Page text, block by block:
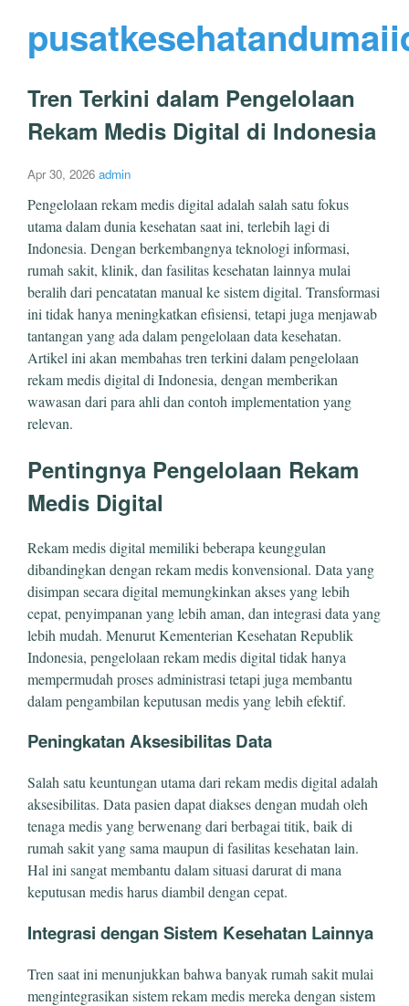
Tren Terkini dalam Pengelolaan
Rekam Medis Digital di Indonesia
Apr 30, 2026 admin
Pengelolaan rekam medis digital adalah salah satu fokus
utama dalam dunia kesehatan saat ini, terlebih lagi di
Indonesia. Dengan berkembangnya teknologi informasi,
rumah sakit, klinik, dan fasilitas kesehatan lainnya mulai
beralih dari pencatatan manual ke sistem digital. Transformasi
ini tidak hanya meningkatkan efisiensi, tetapi juga menjawab
tantangan yang ada dalam pengelolaan data kesehatan.
Artikel ini akan membahas tren terkini dalam pengelolaan
rekam medis digital di Indonesia, dengan memberikan
wawasan dari para ahli dan contoh implementation yang
relevan.
Pentingnya Pengelolaan Rekam
Medis Digital
Rekam medis digital memiliki beberapa keunggulan
dibandingkan dengan rekam medis konvensional. Data yang
disimpan secara digital memungkinkan akses yang lebih
cepat, penyimpanan yang lebih aman, dan integrasi data yang
lebih mudah. Menurut Kementerian Kesehatan Republik
Indonesia, pengelolaan rekam medis digital tidak hanya
mempermudah proses administrasi tetapi juga membantu
dalam pengambilan keputusan medis yang lebih efektif.
Peningkatan Aksesibilitas Data
Salah satu keuntungan utama dari rekam medis digital adalah
aksesibilitas. Data pasien dapat diakses dengan mudah oleh
tenaga medis yang berwenang dari berbagai titik, baik di
rumah sakit yang sama maupun di fasilitas kesehatan lain.
Hal ini sangat membantu dalam situasi darurat di mana
keputusan medis harus diambil dengan cepat.
Integrasi dengan Sistem Kesehatan Lainnya
Tren saat ini menunjukkan bahwa banyak rumah sakit mulai
mengintegrasikan sistem rekam medis mereka dengan sistem